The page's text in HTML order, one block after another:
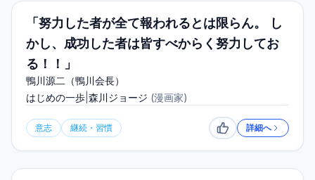
「努力した者が全て報われるとは限らん。 し
かし、成功した者は皆すべからく努力してお
る！！」
鴨川源二（鴨川会長）
はじめの一歩 森川ジョージ (漫画家)
意志 継続・習慣 いいね詳細へ